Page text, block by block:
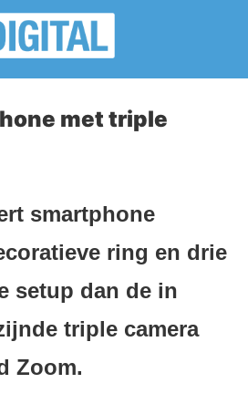
met triple
smartphone
ring en drie
setup dan de in
triple camera
Zoom.